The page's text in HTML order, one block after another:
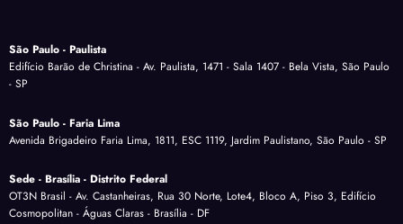
São Paulo - Paulista
Edifício Barão de Christina - Av. Paulista, 1471 - Sala 1407 - Bela Vista, São Paulo
- SP
São Paulo - Faria Lima
Avenida Brigadeiro Faria Lima, 1811, ESC 1119, Jardim Paulistano, São Paulo - SP
Sede - Brasília - Distrito Federal
OT3N Brasil - Av. Castanheiras, Rua 30 Norte, Lote4, Bloco A, Piso 3, Edifício
Cosmopolitan - Águas Claras - Brasília - DF